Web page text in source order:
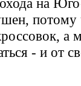
на
потому
а
- и от